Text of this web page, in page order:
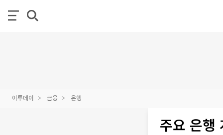
이투데이 금융 은행
주요 은행